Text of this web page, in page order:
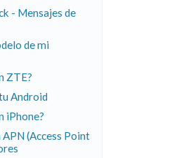
- Mensajes de
de mi
ZTE?
Android
iPhone?
(Access Point